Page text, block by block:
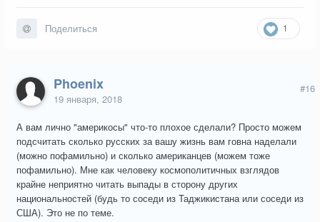
1
Поделиться
Phoenix
19 января, 2018
#16
А вам лично "америкосы" что-то плохое сделали? Просто можем
подсчитать сколько русских за вашу жизнь вам говна наделали
(можно пофамильно) и сколько американцев (можем тоже
пофамильно). Мне как человеку космополитичных взглядов
крайне неприятно читать выпады в сторону других
национальностей (будь то соседи из Таджикистана или соседи из
США). Это не по теме.